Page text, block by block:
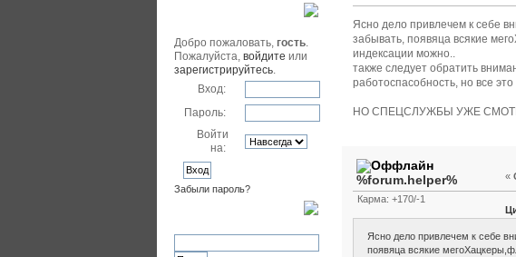
Добро пожаловать,гость.
Пожалуйста,войдите или
зарегистрируйтесь.
Вход:
Пароль:
Войти
на:
Забыли пароль?
Ясно дело привлечем к себе
забывать, появяца всякие
индексации можно..
также следует обратить
работоспасобность, но все
НО СПЕЦСЛУЖБЫ УЖЕ
%forum.helper%
Карма: +170/-1
«
Ясно дело привлечем к себе
появяца всякие